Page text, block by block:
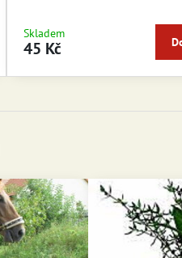
Skladem
45 Kč